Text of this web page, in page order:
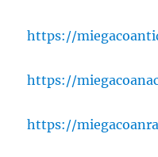
https://
https://
https://